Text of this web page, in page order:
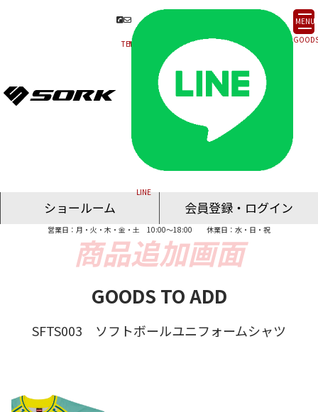
MENU
ショールーム
東京ショールーム
名古屋ショールーム
大阪ショールーム
福岡ショールーム
オンライン相談
会員登録・ログイン
営業日：月・火・木・金・土 10:00～18:00 休業日：水・日・祝
GOODS TO ADD
SFTS003 ソフトボールユニフォームシャツ